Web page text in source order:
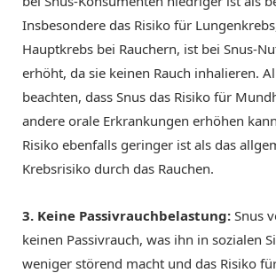
Insbesondere das Risiko für
Hauptkrebs bei Rauchern, ist bei Snus-
erhöht, da sie keinen Rauch inhalieren.
beachten, dass Snus das Risiko für
andere orale Erkrankungen erhöhen
Risiko ebenfalls geringer ist als das
Krebsrisiko durch das Rauchen.
3. Keine Passivrauchbelastung: Snus
keinen Passivrauch, was ihn in sozialen
weniger störend macht und das Risiko